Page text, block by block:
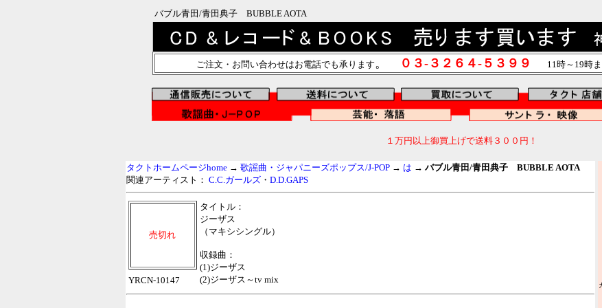
バブル青田/青田典子 BUBBLE AOTA
ご注文・お問い合わせはお電話でも承ります。 ０３-３２６４-５３９９ 11時～19時
１万円以上御買上げで送料３００円！
タクトホームページhome → 歌謡曲・ジャパニーズポップス/J-POP→ は → バブル青田/青田典子 BUBBLE AOTA
関連アーティスト： C.C.ガールズ・ D.D.GAPS
売切れ
タイトル：
ジーザス
（マキシシングル）
収録曲：
(1)ジーザス
(2)ジーザス～tv mix
YRCN-10147